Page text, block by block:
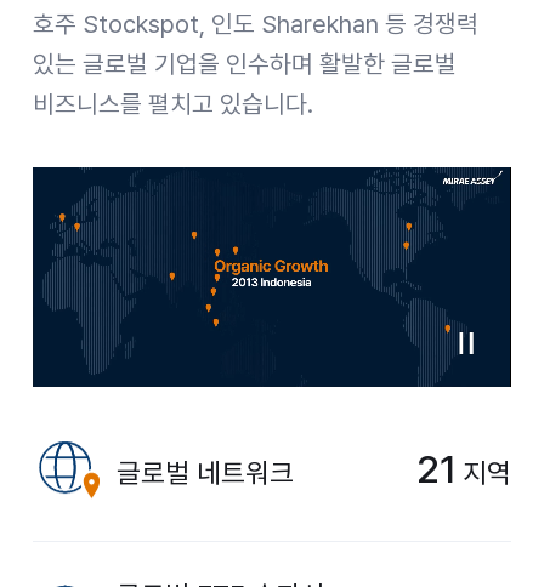
호주 Stockspot, 인도 Sharekhan 등 경쟁력
있는 글로벌 기업을 인수하며 활발한 글로벌
비즈니스를 펼치고 있습니다.
글로벌 네트워크 21 지역